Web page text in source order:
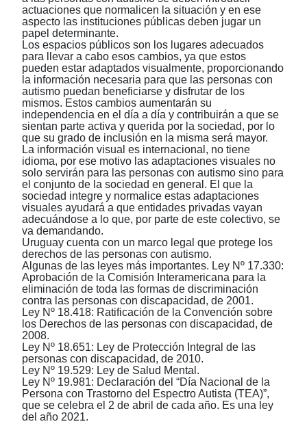
actuaciones que normalicen la situación y en ese
aspecto las instituciones públicas deben jugar un
papel determinante.
Los espacios públicos son los lugares adecuados
para llevar a cabo esos cambios, ya que estos
pueden estar adaptados visualmente, proporcionando
la información necesaria para que las personas con
autismo puedan beneficiarse y disfrutar de los
mismos. Estos cambios aumentarán su
independencia en el día a día y contribuirán a que se
sientan parte activa y querida por la sociedad, por lo
que su grado de inclusión en la misma será mayor.
La información visual es internacional, no tiene
idioma, por ese motivo las adaptaciones visuales no
solo servirán para las personas con autismo sino para
el conjunto de la sociedad en general. El que la
sociedad integre y normalice estas adaptaciones
visuales ayudará a que entidades privadas vayan
adecuándose a lo que, por parte de este colectivo, se
va demandando.
Uruguay cuenta con un marco legal que protege los
derechos de las personas con autismo.
Algunas de las leyes más importantes. Ley Nº 17.330:
Aprobación de la Comisión Interamericana para la
eliminación de toda las formas de discriminación
contra las personas con discapacidad, de 2001.
Ley Nº 18.418: Ratificación de la Convención sobre
los Derechos de las personas con discapacidad, de
2008.
Ley Nº 18.651: Ley de Protección Integral de las
personas con discapacidad, de 2010.
Ley Nº 19.529: Ley de Salud Mental.
Ley Nº 19.981: Declaración del “Día Nacional de la
Persona con Trastorno del Espectro Autista (TEA)”,
que se celebra el 2 de abril de cada año. Es una ley
del año 2021.